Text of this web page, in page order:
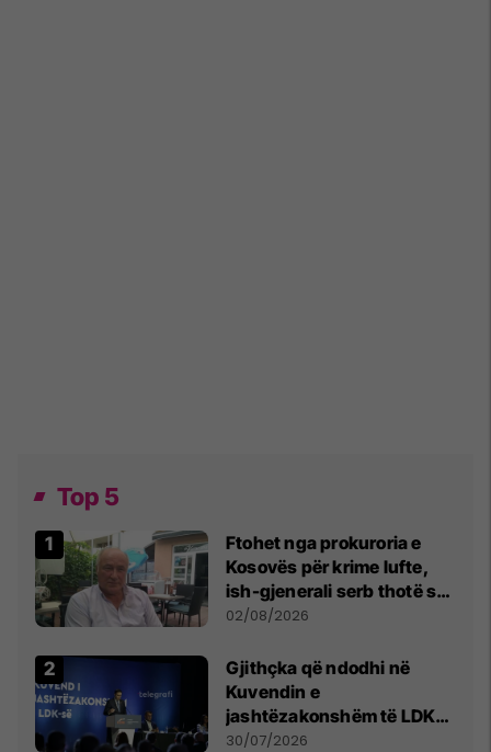
Top 5
Ftohet nga prokuroria e
Kosovës për krime lufte,
ish-gjenerali serb thotë se
dikush e tradhtoi në
02/08/2026
Gjithçka që ndodhi në
Kuvendin e
jashtëzakonshëm të LDK-
së
30/07/2026